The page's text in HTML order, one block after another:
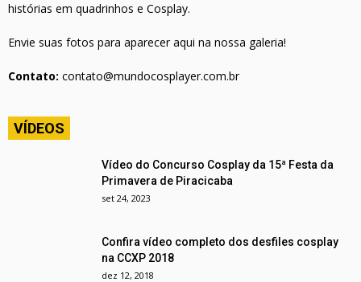
histórias em quadrinhos e Cosplay.
Envie suas fotos para aparecer aqui na nossa galeria!
Contato: contato@mundocosplayer.com.br
VÍDEOS
Vídeo do Concurso Cosplay da 15ª Festa da
Primavera de Piracicaba
set 24, 2023
Confira vídeo completo dos desfiles cosplay
na CCXP 2018
dez 12, 2018